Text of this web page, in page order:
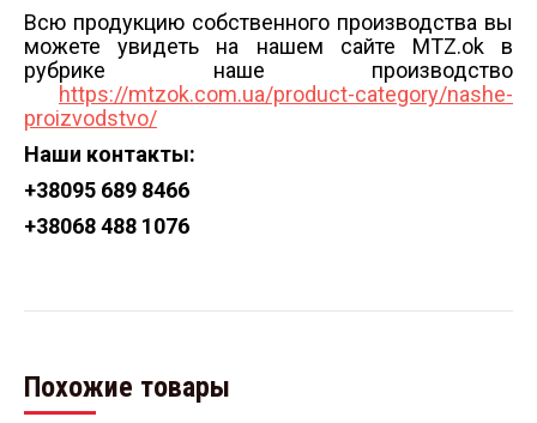
Всю продукцию собственного производства вы
можете увидеть на нашем сайте MTZ.ok в
рубрике наше производство
https://mtzok.com.ua/product-category/nashe-
proizvodstvo/
Наши контакты:
+38095 689 8466
+38068 488 1076
Похожие товары